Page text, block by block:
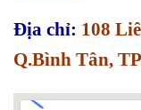
Địa chỉ: 108
Q.Bình Tân,